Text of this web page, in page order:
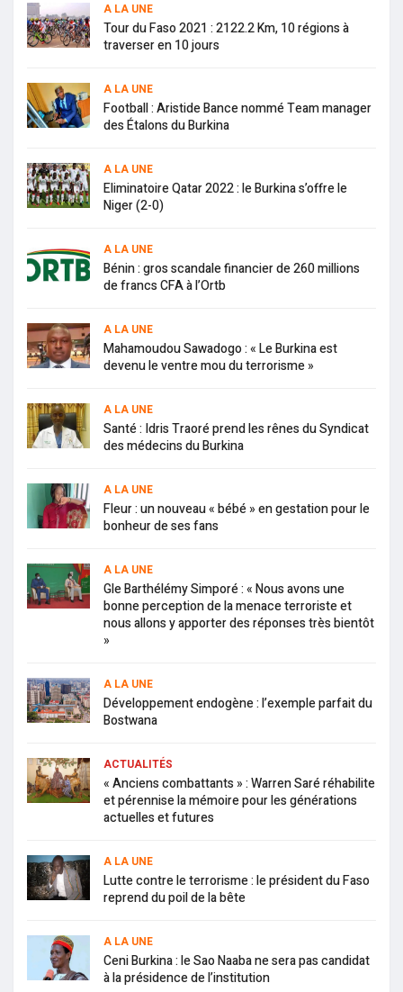
A LA UNE
Tour du Faso 2021 : 2122.2 Km, 10 régions à
traverser en 10 jours
A LA UNE
Football : Aristide Bance nommé Team manager
des Étalons du Burkina
A LA UNE
Eliminatoire Qatar 2022 : le Burkina s’offre le
Niger (2-0)
A LA UNE
Bénin : gros scandale financier de 260 millions
de francs CFA à l’Ortb
A LA UNE
Mahamoudou Sawadogo : « Le Burkina est
devenu le ventre mou du terrorisme »
A LA UNE
Santé : Idris Traoré prend les rênes du Syndicat
des médecins du Burkina
A LA UNE
Fleur : un nouveau « bébé » en gestation pour le
bonheur de ses fans
A LA UNE
Gle Barthélémy Simporé : « Nous avons une
bonne perception de la menace terroriste et
nous allons y apporter des réponses très bientôt
»
A LA UNE
Développement endogène : l’exemple parfait du
Bostwana
ACTUALITÉS
« Anciens combattants » : Warren Saré réhabilite
et pérennise la mémoire pour les générations
actuelles et futures
A LA UNE
Lutte contre le terrorisme : le président du Faso
reprend du poil de la bête
A LA UNE
Ceni Burkina : le Sao Naaba ne sera pas candidat
à la présidence de l’institution